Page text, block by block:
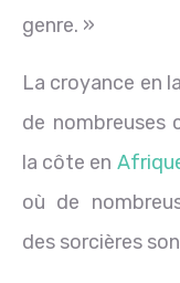
genre. »
La croyance en
de nombreuses
la côte en
où de
des sorcières